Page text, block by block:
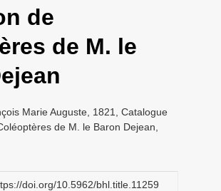
v
i
g
t
i
n
de
de M. le
Marie Auguste, 1821, Catalogue
de M. le Baron Dejean,
doi.org/10.5962/bhl.title.11259